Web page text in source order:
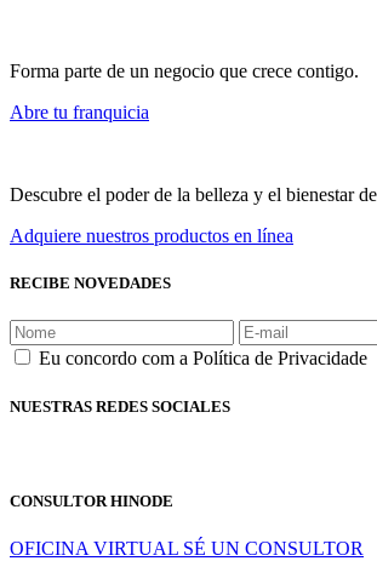
Forma parte de un negocio que crece contigo.
Abre tu franquicia
Descubre el poder de la belleza y el bienestar
Adquiere nuestros productos en línea
RECIBE NOVEDADES
Eu concordo com a Política de Privacidade
NUESTRAS REDES SOCIALES
CONSULTOR HINODE
OFICINA VIRTUAL SÉ UN CONSULTOR